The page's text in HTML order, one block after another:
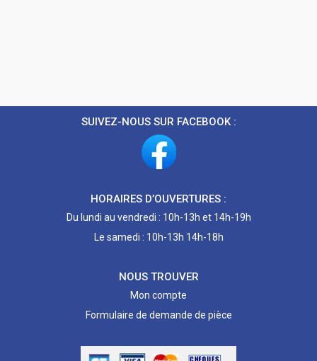
SUIVEZ-NOUS SUR FACEBOOK :
HORAIRES D’OUVERTURES :
Du lundi au vendredi : 10h-13h et 14h-19h
Le samedi : 10h-13h 14h-18h
NOUS TROUVER
Mon compte
Formulaire de demande de pièce